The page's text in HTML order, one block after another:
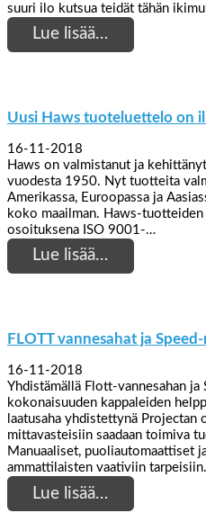
suuri ilo kutsua teidät tähän
Lue lisää…
Uusi Haws tuoteluettelo on
16-11-2018
Haws on valmistanut ja
vuodesta 1950. Nyt tuotteita
Amerikassa, Euroopassa ja
koko maailman. Haws-
osoituksena ISO 9001-…
Lue lisää…
FLOTT vannesahat ja
16-11-2018
Yhdistämällä Flott-vannesahan ja
kokonaisuuden kappaleiden
laatusaha yhdistettynä Projectan
mittavasteisiin saadaan toimiva
Manuaaliset, puoliautomaattiset
ammattilaisten vaativiin
Lue lisää…